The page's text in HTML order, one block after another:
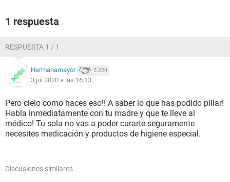
1 respuesta
RESPUESTA 1 / 1
Hermanamayor 2.224
3 jul 2020 a las 16:13
Pero cielo como haces eso!! A saber lo que has podido pillar!
Habla inmediatamente con tu madre y que te lleve al
médico! Tu sola no vas a poder curarte seguramente
necesites medicación y productos de higiene especial.
Discusiones similares